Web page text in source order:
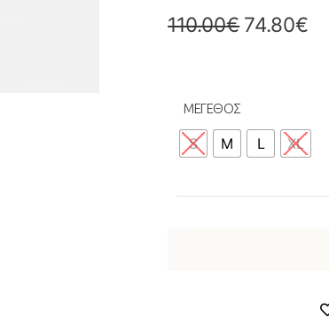
110.00€ 74.80€
ΜΕΓΕΘΟΣ
S M L XL